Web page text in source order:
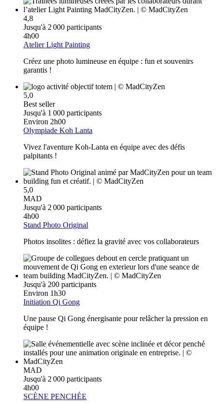
4,8
Jusqu'à 2 000 participants
4h00
Atelier Light Painting
Créez une photo lumineuse en équipe : fun et souvenirs
garantis !
5,0
Best seller
Jusqu'à 1 000 participants
Environ 2h00
Olympiade Koh Lanta
Vivez l'aventure Koh-Lanta en équipe avec des défis
palpitants !
5,0
MAD
Jusqu'à 2 000 participants
4h00
Stand Photo Original
Photos insolites : défiez la gravité avec vos collaborateurs
Jusqu'à 200 participants
Environ 1h30
Initiation Qi Gong
Une pause Qi Gong énergisante pour relâcher la pression en
équipe !
MAD
Jusqu'à 2 000 participants
4h00
SCÈNE PENCHÉE